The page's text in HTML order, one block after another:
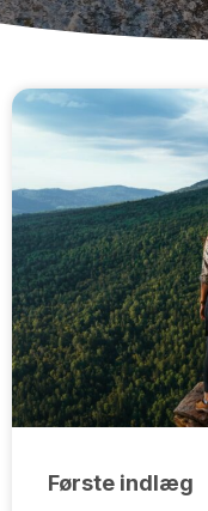
Første indlæg